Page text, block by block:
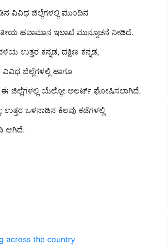
across the country
ವಿವಿಧ ಜಿಲ್ಲೆಗಳಲ್ಲಿ ಮುಂದಿನ
ಹವಾಮಾನ ಇಲಾಖೆ ಮುನ್ಸೂಚನೆ ನೀಡಿದೆ.
ಉತ್ತರ ಕನ್ನಡ, ದಕ್ಷಿಣ ಕನ್ನಡ,
ಜಿಲ್ಲೆಗಳಲ್ಲಿ ಹಾಗೂ
ಈ ಜಿಲ್ಲೆಗಳಲ್ಲಿ ಯೆಲ್ಲೋ ಅಲರ್ಟ್‌ ಘೋಷಿಸಲಾಗಿದೆ.
ಒಳನಾಡಿನ ಕೆಲವು ಕಡೆಗಳಲ್ಲಿ
ಆಗಿದೆ.